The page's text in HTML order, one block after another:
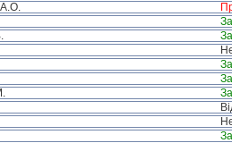
А.О.
За
За
За
За
За
За